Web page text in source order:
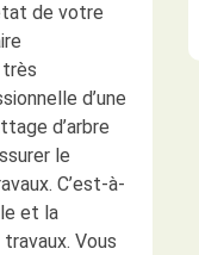
de votre
d’une
d’arbre
le
C’est-à-
et la
Vous